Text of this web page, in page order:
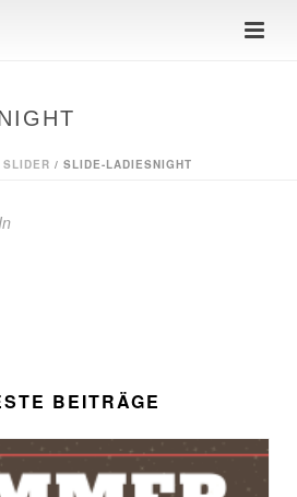
SLIDER / SLIDE-LADIESNIGHT
In
BEITRÄGE